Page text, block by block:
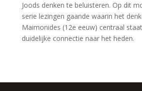
Joods denken te beluisteren. Op dit
serie lezingen gaande waarin het
Maimonides (12e eeuw) centraal
duidelijke connectie naar het heden.